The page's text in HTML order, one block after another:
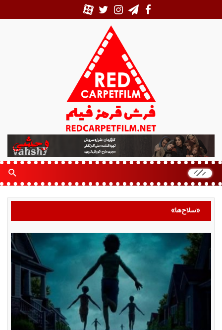
ر
ش
ر
م
«سلاح‌ها»